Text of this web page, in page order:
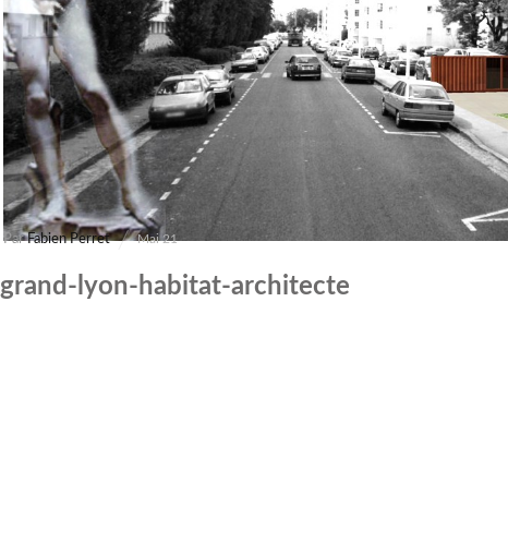
grand-lyon-habitat-architecte
ParFabien Perret Mai 21